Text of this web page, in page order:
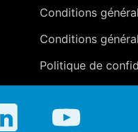
Conditions
Conditions
Politique de